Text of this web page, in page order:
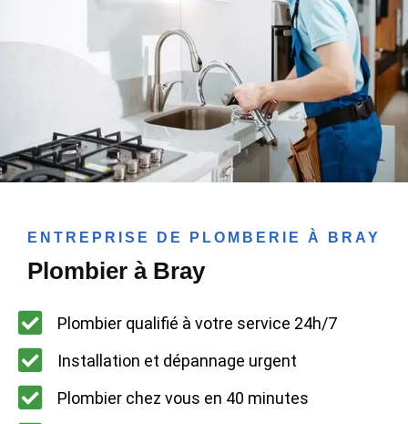
ENTREPRISE DE PLOMBERIE À BRAY
Plombier à Bray
Plombier qualifié à votre service 24h/7
Installation et dépannage urgent
Plombier chez vous en 40 minutes